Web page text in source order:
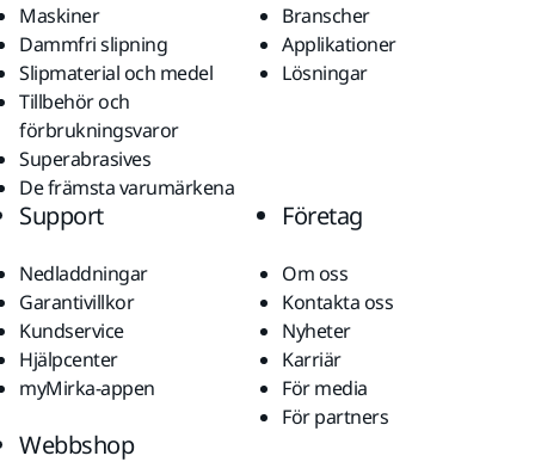
Maskiner
Dammfri slipning
Slipmaterial och medel
Tillbehör och
förbrukningsvaror
Superabrasives
De främsta varumärkena
Branscher
Applikationer
Lösningar
Support
Nedladdningar
Garantivillkor
Kundservice
Hjälpcenter
myMirka-appen
Företag
Om oss
Kontakta oss
Nyheter
Karriär
För media
För partners
Webbshop